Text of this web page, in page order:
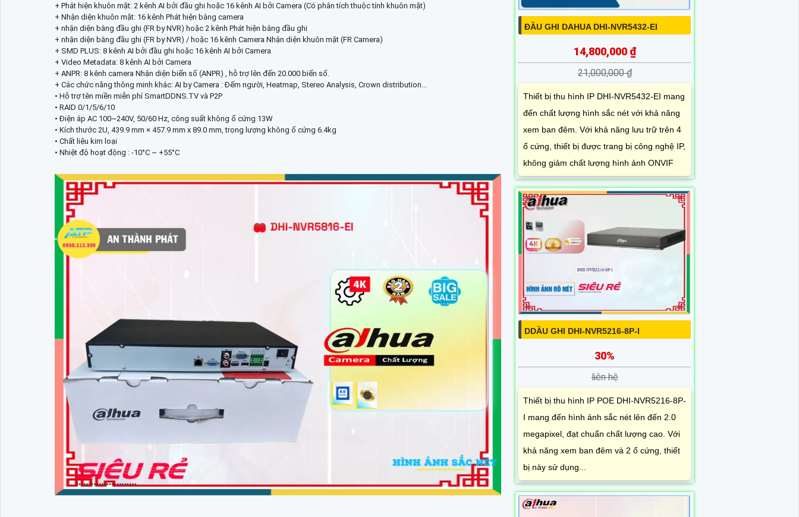
+ Phát hiện khuôn mặt: 2 kênh AI bởi đầu ghi hoặc 16 kênh AI bởi Camera (Có phân tích thuộc tính khuôn mặt)
+ Nhận diện khuôn mặt: 16 kênh Phát hiện bằng camera
+ nhận diện bằng đầu ghi (FR by NVR) hoặc 2 kênh Phát hiện bằng đầu ghi
+ nhận diện bằng đầu ghi (FR by NVR) / hoặc 16 kênh Camera Nhận diện khuôn mặt (FR Camera)
+ SMD PLUS: 8 kênh AI bởi đầu ghi hoặc 16 kênh AI bởi Camera
+ Video Metadata: 8 kênh AI bởi Camera
+ ANPR: 8 kênh camera Nhận diện biển số (ANPR) , hỗ trợ lên đến 20.000 biển số.
+ Các chức năng thông minh khác: AI by Camera : Đếm người, Heatmap, Stereo Analysis, Crown distribution...
• Hỗ trợ tên miền miễn phí SmartDDNS.TV và P2P
• RAID 0/1/5/6/10
• Điện áp AC 100~240V, 50/60 Hz, công suất không ổ cứng 13W
• Kích thước 2U, 439.9 mm × 457.9 mm x 89.0 mm, trọng lượng không ổ cứng 6.4kg
• Chất liệu kim loại
• Nhiệt độ hoạt động : -10°C ~ +55°C
ĐẦU GHI DAHUA DHI-NVR5432-EI
14,800,000 ₫
21,000,000 ₫
Thiết bị thu hình IP DHI-NVR5432-EI mang
đến chất lượng hình sắc nét với khả năng
xem ban đêm. Với khả năng lưu trữ trên 4
ổ cứng, thiết bị được trang bị công nghệ IP,
không giảm chất lượng hình ảnh ONVIF
DDẦU GHI DHI-NVR5216-8P-I
30%
liên hệ
Thiết bị thu hình IP POE DHI-NVR5216-8P-
I mang đến hình ảnh sắc nét lên đến 2.0
megapixel, đạt chuẩn chất lượng cao. Với
khả năng xem ban đêm và 2 ổ cứng, thiết
bị này sử dụng...